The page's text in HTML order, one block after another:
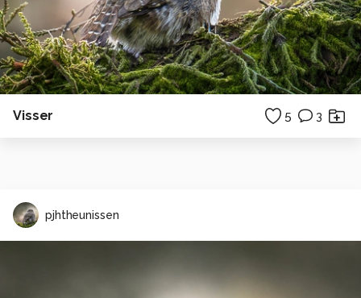
Visser 5 3
pjhtheunissen